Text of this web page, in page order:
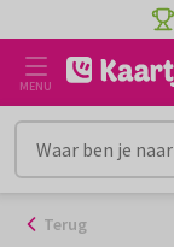
naar
inhoud
MENU
Terug